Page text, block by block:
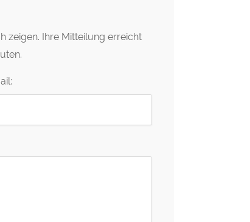
zeigen. Ihre Mitteilung erreicht